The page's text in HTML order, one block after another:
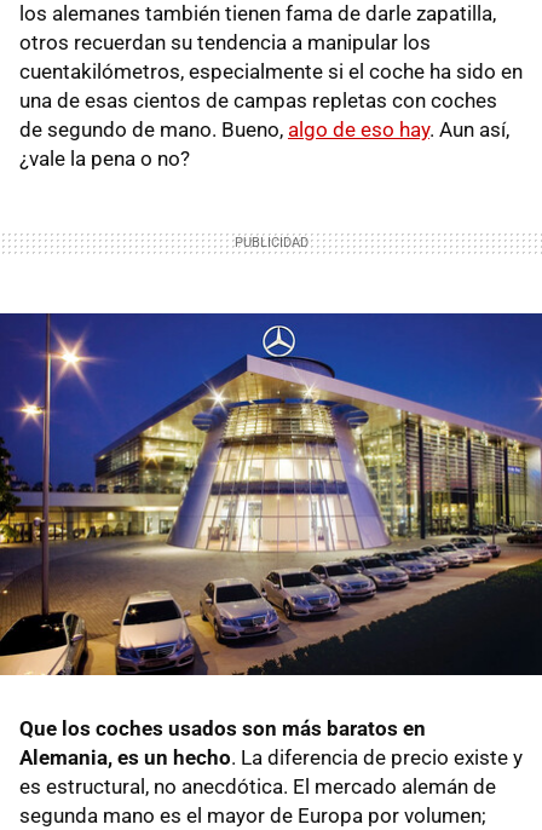
los alemanes también tienen fama de darle zapatilla,
otros recuerdan su tendencia a manipular los
cuentakilómetros, especialmente si el coche ha sido en
una de esas cientos de campas repletas con coches
de segundo de mano. Bueno, algo de eso hay. Aun así,
¿vale la pena o no?
Que los coches usados son más baratos en
Alemania, es un hecho. La diferencia de precio existe y
es estructural, no anecdótica. El mercado alemán de
segunda mano es el mayor de Europa por volumen;